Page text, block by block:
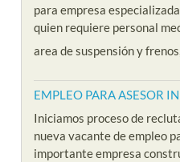
para empresa
quien requiere personal
area de suspensión y frenos,
EMPLEO PARA ASESOR
Iniciamos proceso de
nueva vacante de empleo
importante empresa